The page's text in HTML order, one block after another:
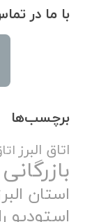
با ما در
برچسب‌ها
اتاق البرز
استان
استودیو